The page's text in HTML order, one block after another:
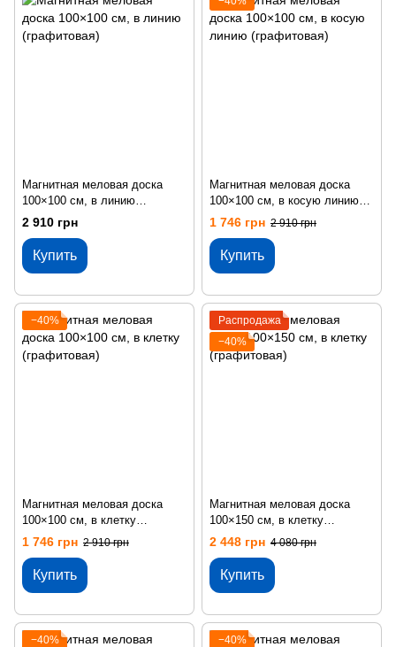
Магнитная меловая доска
100×100 см, в линию
(графитовая)
2 910 грн
Купить
Магнитная меловая доска
100×100 см, в косую линию
(графитовая)
1 746 грн 2 910 грн
Купить
−40%
Магнитная меловая доска
100×100 см, в клетку
(графитовая)
1 746 грн 2 910 грн
Купить
Распродажа
−40%
Магнитная меловая доска
100×150 см, в клетку
(графитовая)
2 448 грн 4 080 грн
Купить
−40% −40%